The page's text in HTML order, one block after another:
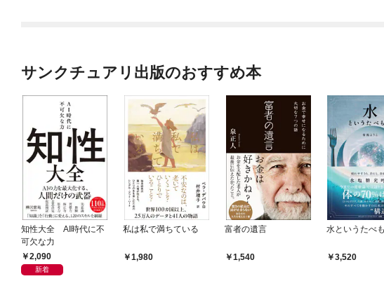
サンクチュアリ出版のおすすめ本
知性大全 AI時代に不
可欠な力
2,090
新着
私は私で満ちている
1,980
富者の遺言
1,540
水というたべ
3,520